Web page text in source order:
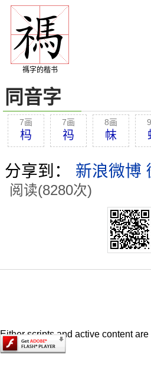
禡字的楷书
同音字
7画
杩
7画
祃
8画
帓
分享到： 新浪微博
阅读(8280次)
Either scripts and active content